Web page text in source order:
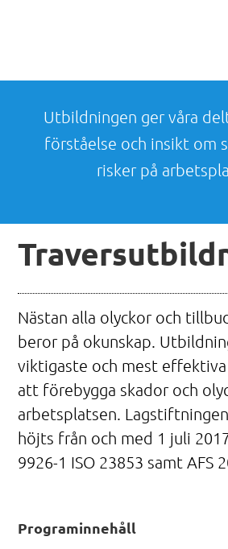
Utbildningen ger våra
förståelse och insikt om
risker på
Nästan alla olyckor och
beror på okunskap.
viktigaste och mest
att förebygga skador och
arbetsplatsen.
höjts från och med 1 juli
9926-1 ISO 23853 samt AFS
Programinnehåll